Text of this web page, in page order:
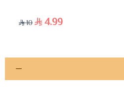
4.99
10